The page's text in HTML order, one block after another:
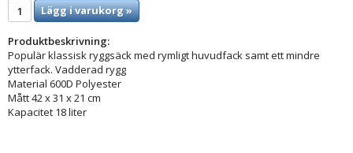
Lägg i varukorg »
Produktbeskrivning:
Populär klassisk ryggsäck med rymligt huvudfack samt ett mindre
ytterfack. Vadderad rygg
Material 600D Polyester
Mått 42 x 31 x 21 cm
Kapacitet 18 liter